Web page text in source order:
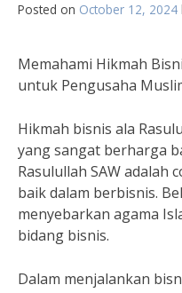
Posted on October 12, 2024
Memahami Hikmah
untuk Pengusaha
Hikmah bisnis ala
yang sangat berharga
Rasulullah SAW adalah
baik dalam berbisnis.
menyebarkan agama
bidang bisnis.
Dalam menjalankan